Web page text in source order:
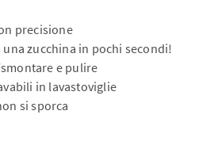
precisione
una zucchina in pochi secondi!
e pulire
in lavastoviglie
si sporca